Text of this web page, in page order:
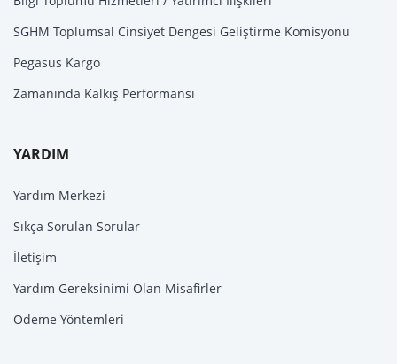
SGHM Toplumsal Cinsiyet Dengesi Geliştirme Komisyonu
Pegasus Kargo
Zamanında Kalkış Performansı
YARDIM
Yardım Merkezi
Sıkça Sorulan Sorular
İletişim
Yardım Gereksinimi Olan Misafirler
Ödeme Yöntemleri